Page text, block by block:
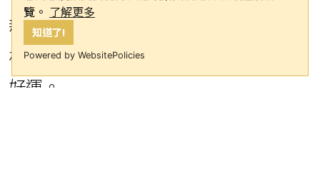
覽。 了解更多
知道了!
Powered by WebsitePolicies
新年的慣例行程，就是回到老家與家人
相聚， 並到廟裡參拜，為新的一年祈求
好運。